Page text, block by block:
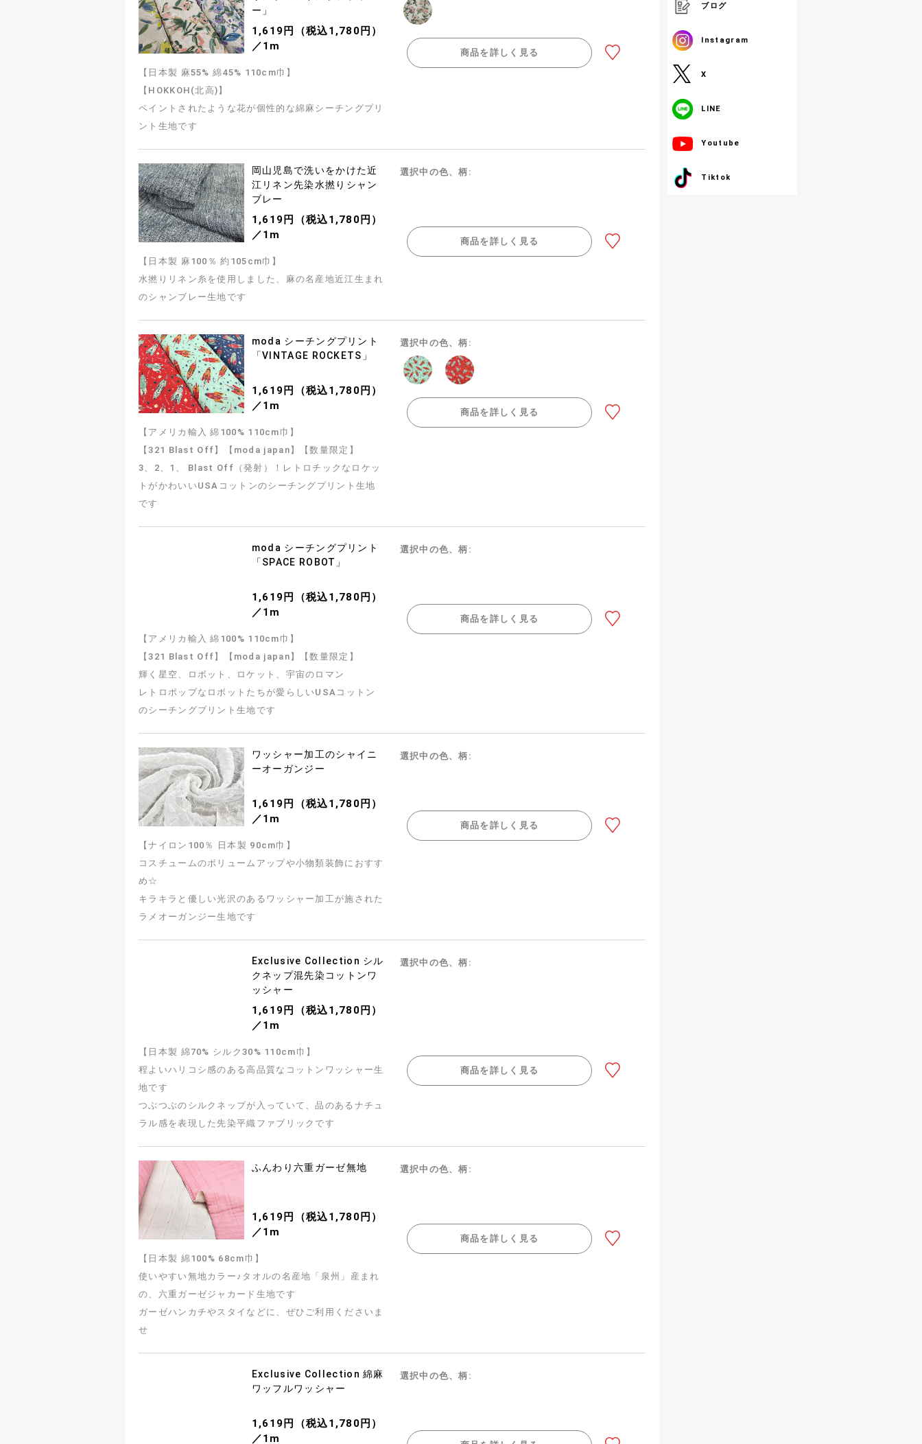
ー」
1,619円（税込1,780円）
／1m
【日本製 麻55% 綿45% 110cm巾】
【HOKKOH(北高)】
ペイントされたような花が個性的な綿麻シーチングプリ
ント生地です
商品を詳しく見る
岡山児島で洗いをかけた近
江リネン先染水撚りシャン
ブレー
1,619円（税込1,780円）
／1m
【日本製 麻100％ 約105cm巾】
水撚りリネン糸を使用しました、麻の名産地近江生まれ
のシャンブレー生地です
選択中の色、柄:
商品を詳しく見る
moda シーチングプリント
「VINTAGE ROCKETS」
1,619円（税込1,780円）
／1m
【アメリカ輸入 綿100% 110cm巾】
【321 Blast Off】【moda japan】【数量限定】
3、2、1、 Blast Off（発射）！レトロチックなロケッ
トがかわいいUSAコットンのシーチングプリント生地
です
選択中の色、柄:
商品を詳しく見る
moda シーチングプリント
「SPACE ROBOT」
1,619円（税込1,780円）
／1m
【アメリカ輸入 綿100% 110cm巾】
【321 Blast Off】【moda japan】【数量限定】
輝く星空、ロボット、ロケット、宇宙のロマン
レトロポップなロボットたちが愛らしいUSAコットン
のシーチングプリント生地です
選択中の色、柄:
商品を詳しく見る
ワッシャー加工のシャイニ
ーオーガンジー
1,619円（税込1,780円）
／1m
【ナイロン100％ 日本製 90cm巾】
コスチュームのボリュームアップや小物類装飾におすす
め☆
キラキラと優しい光沢のあるワッシャー加工が施された
ラメオーガンジー生地です
選択中の色、柄:
商品を詳しく見る
Exclusive Collection シル
クネップ混先染コットンワ
ッシャー
1,619円（税込1,780円）
／1m
【日本製 綿70% シルク30% 110cm巾】
程よいハリコシ感のある高品質なコットンワッシャー生
地です
つぶつぶのシルクネップが入っていて、品のあるナチュ
ラル感を表現した先染平織ファブリックです
選択中の色、柄:
商品を詳しく見る
ふんわり六重ガーゼ無地
1,619円（税込1,780円）
／1m
【日本製 綿100% 68cm巾】
使いやすい無地カラー♪タオルの名産地「泉州」産まれ
の、六重ガーゼジャカード生地です
ガーゼハンカチやスタイなどに、ぜひご利用くださいま
せ
選択中の色、柄:
商品を詳しく見る
Exclusive Collection 綿麻
ワッフルワッシャー
1,619円（税込1,780円）
／1m
選択中の色、柄:
ブログ
Instagram
X
LINE
Youtube
Tiktok